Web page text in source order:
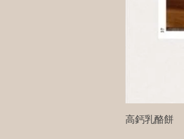
高鈣乳酪餅